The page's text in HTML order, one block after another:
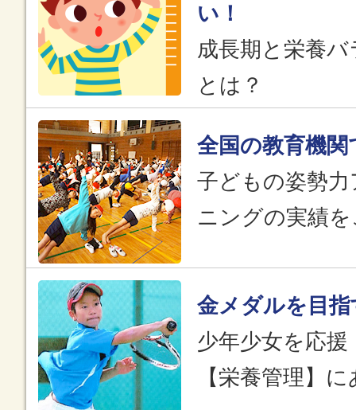
い！
成長期と栄養
とは？
全国の教育機関
子どもの姿勢
ニングの実績
金メダルを目指
少年少女を応
【栄養管理】